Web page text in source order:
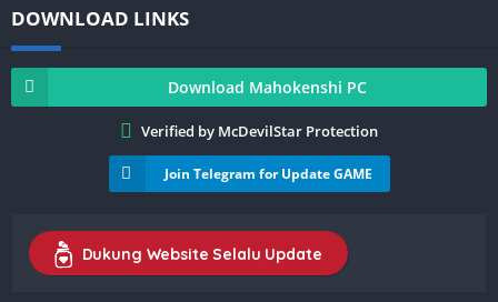
DOWNLOAD LINKS
Download Mahokenshi PC
Verified by McDevilStar Protection
Join Telegram for Update GAME
Dukung Website Selalu Update